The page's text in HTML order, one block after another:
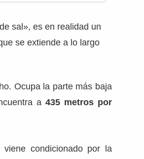
sal», es en realidad un
se extiende a lo largo
Ocupa la parte más baja
a 435 metros por
condicionado por la